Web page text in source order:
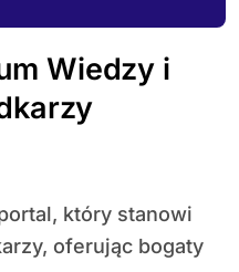
Wiedzy i
oferując bogaty